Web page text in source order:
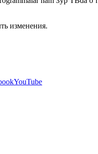
изменения.
YouTube